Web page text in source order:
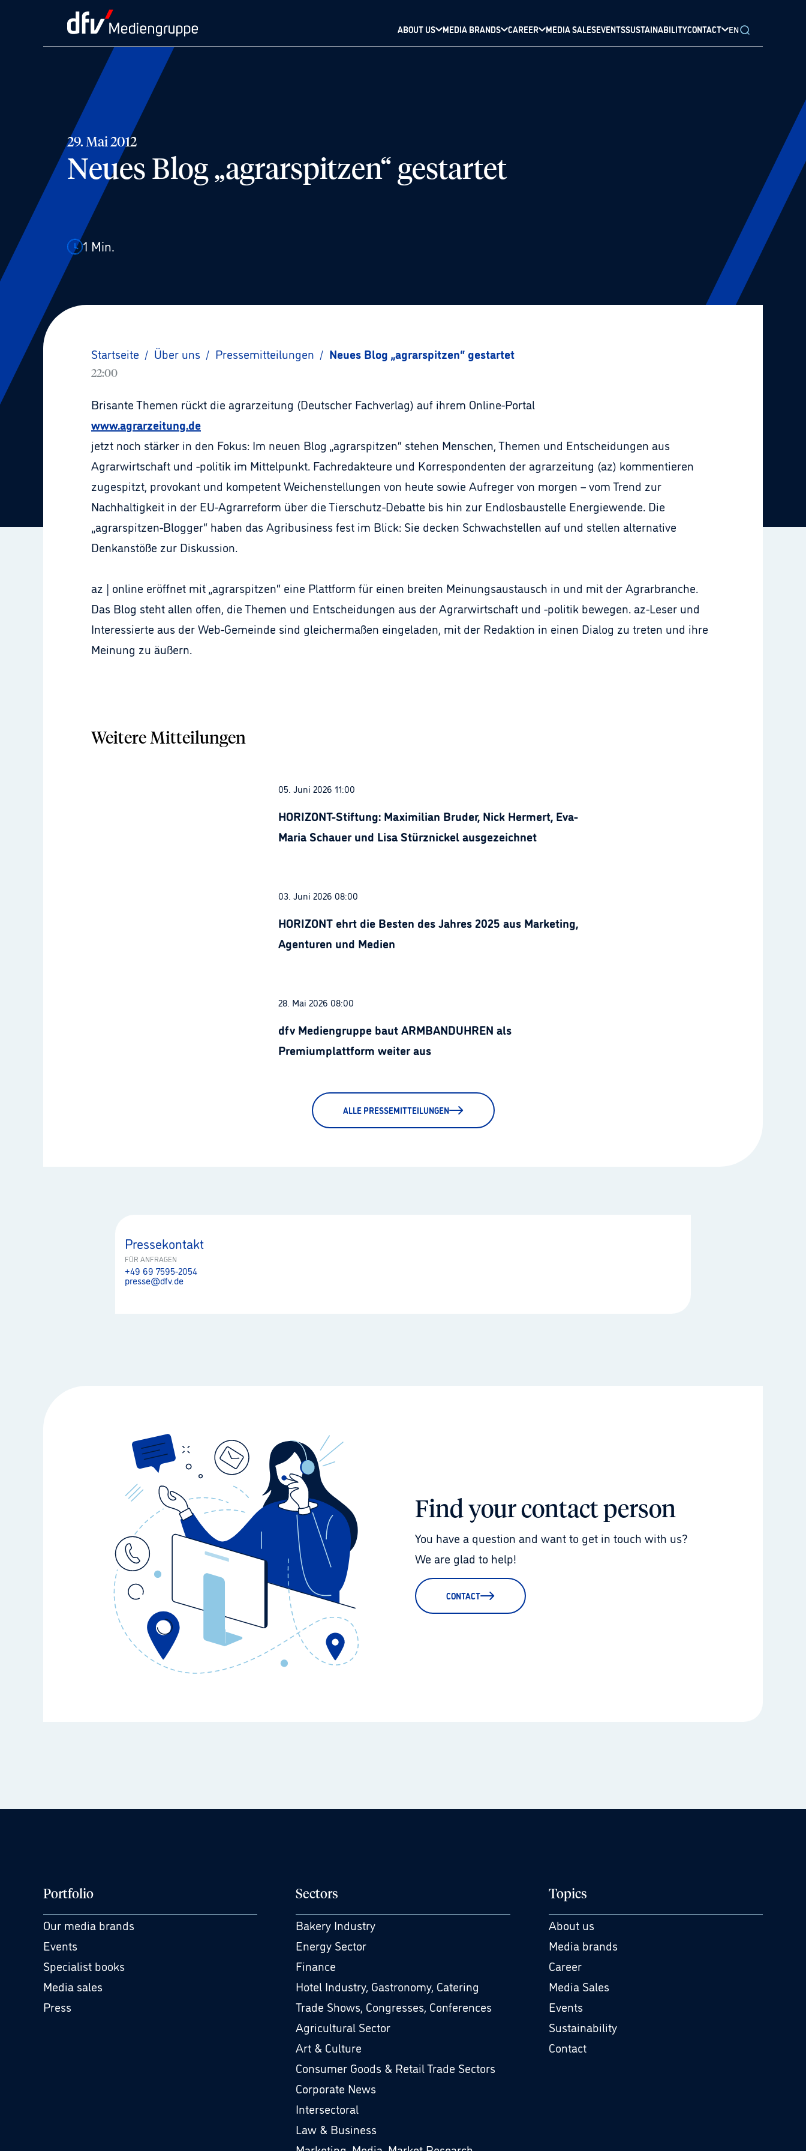
ABOUT US MEDIA BRANDS CAREER MEDIA SALESEVENTSSUSTAINABILITYCONTACT EN
29. Mai 2012
Neues Blog „agrarspitzen“ gestartet
1 Min.
Startseite / Über uns / Pressemitteilungen / Neues Blog „agrarspitzen“ gestartet
22:00
Brisante Themen rückt die agrarzeitung (Deutscher Fachverlag) auf ihrem Online-Portal
www.agrarzeitung.de
jetzt noch stärker in den Fokus: Im neuen Blog „agrarspitzen“ stehen Menschen, Themen und Entscheidungen aus
Agrarwirtschaft und -politik im Mittelpunkt. Fachredakteure und Korrespondenten der agrarzeitung (az) kommentieren
zugespitzt, provokant und kompetent Weichenstellungen von heute sowie Aufreger von morgen – vom Trend zur
Nachhaltigkeit in der EU-Agrarreform über die Tierschutz-Debatte bis hin zur Endlosbaustelle Energiewende. Die
„agrarspitzen-Blogger“ haben das Agribusiness fest im Blick: Sie decken Schwachstellen auf und stellen alternative
Denkanstöße zur Diskussion.
az | online eröffnet mit „agrarspitzen“ eine Plattform für einen breiten Meinungsaustausch in und mit der Agrarbranche.
Das Blog steht allen offen, die Themen und Entscheidungen aus der Agrarwirtschaft und -politik bewegen. az-Leser und
Interessierte aus der Web-Gemeinde sind gleichermaßen eingeladen, mit der Redaktion in einen Dialog zu treten und ihre
Meinung zu äußern.
Weitere Mitteilungen
05. Juni 2026 11:00
HORIZONT-Stiftung: Maximilian Bruder, Nick Hermert, Eva-
Maria Schauer und Lisa Stürznickel ausgezeichnet
03. Juni 2026 08:00
HORIZONT ehrt die Besten des Jahres 2025 aus Marketing,
Agenturen und Medien
28. Mai 2026 08:00
dfv Mediengruppe baut ARMBANDUHREN als
Premiumplattform weiter aus
ALLE PRESSEMITTEILUNGEN
Pressekontakt
FÜR ANFRAGEN
+49 69 7595-2054
presse@dfv.de
Find your contact person
You have a question and want to get in touch with us?
We are glad to help!
CONTACT
Portfolio
Our media brands
Events
Specialist books
Media sales
Press
Sectors
Bakery Industry
Energy Sector
Finance
Hotel Industry, Gastronomy, Catering
Trade Shows, Congresses, Conferences
Agricultural Sector
Art & Culture
Consumer Goods & Retail Trade Sectors
Corporate News
Intersectoral
Law & Business
Topics
About us
Media brands
Career
Media Sales
Events
Sustainability
Contact